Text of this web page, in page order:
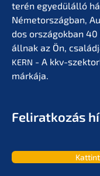
terén egyedülál­ló
Németor­szág­ban,
dos orszá­gok­ban
állnak az Ön,
KERN - A kkv-
márkája.
Feliratko­zás